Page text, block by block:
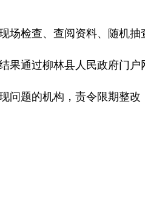
现场检查、查阅资料、随机
果通过柳林县人民政府门
问题的机构，责令限期整